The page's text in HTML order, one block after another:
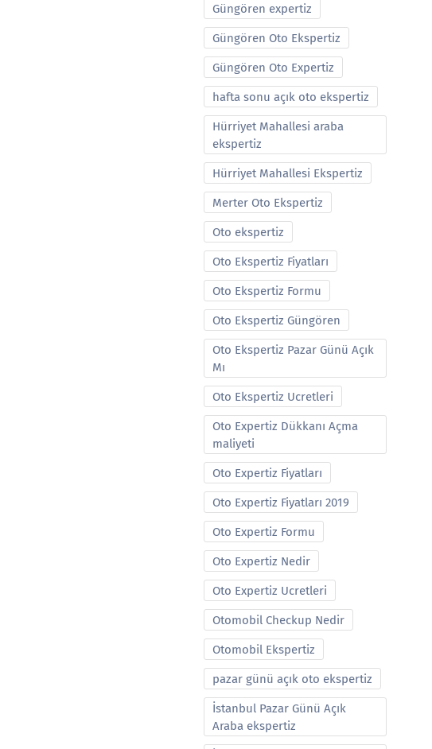
Güngören expertiz
Güngören Oto Ekspertiz
Güngören Oto Expertiz
hafta sonu açık oto ekspertiz
Hürriyet Mahallesi araba
ekspertiz
Hürriyet Mahallesi Ekspertiz
Merter Oto Ekspertiz
Oto ekspertiz
Oto Ekspertiz Fiyatları
Oto Ekspertiz Formu
Oto Ekspertiz Güngören
Oto Ekspertiz Pazar Günü Açık
Mı
Oto Ekspertiz Ucretleri
Oto Expertiz Dükkanı Açma
maliyeti
Oto Expertiz Fiyatları
Oto Expertiz Fiyatları 2019
Oto Expertiz Formu
Oto Expertiz Nedir
Oto Expertiz Ucretleri
Otomobil Checkup Nedir
Otomobil Ekspertiz
pazar günü açık oto ekspertiz
İstanbul Pazar Günü Açık
Araba ekspertiz